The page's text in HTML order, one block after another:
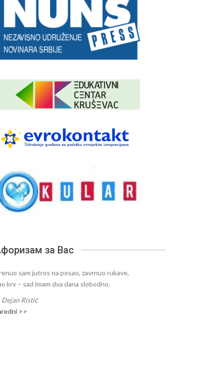
за Вас
sam jutros na posao, zavrnuo rukave,
krv – sad imam dva dana slobodno.
Dejan Ristić
>>